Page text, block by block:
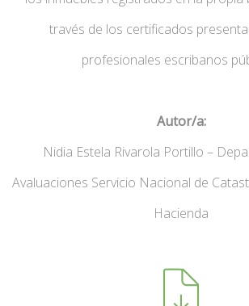
través de los certificados
profesionales escribanos
Autor/a:
Nidia Estela Rivarola Portillo –
Avaluaciones Servicio Nacional de
Hacienda